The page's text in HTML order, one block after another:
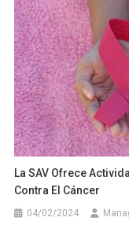
La SAV Ofrece
Contra El Cáncer
04/02/2024